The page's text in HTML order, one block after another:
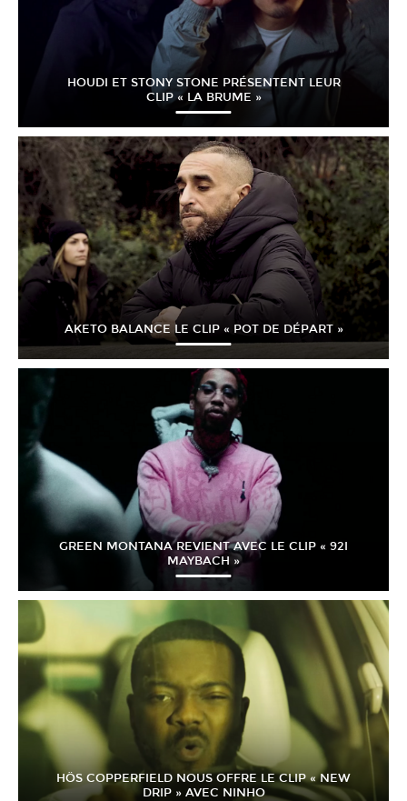
HOUDI ET STONY STONE PRÉSENTENT LEUR
CLIP « LA BRUME »
AKETO BALANCE LE CLIP « POT DE DÉPART »
GREEN MONTANA REVIENT AVEC LE CLIP « 92I
MAYBACH »
HÖS COPPERFIELD NOUS OFFRE LE CLIP « NEW
DRIP » AVEC NINHO